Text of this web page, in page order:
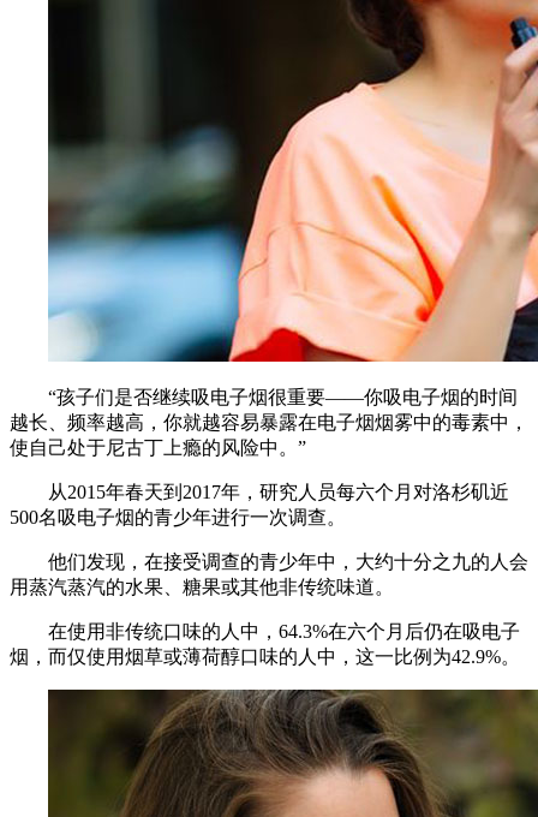
“孩子们是否继续吸电子烟很重要——你吸电子烟的时间
越长、频率越高，你就越容易暴露在电子烟烟雾中的毒素中，
使自己处于尼古丁上瘾的风险中。”
从2015年春天到2017年，研究人员每六个月对洛杉矶近
500名吸电子烟的青少年进行一次调查。
他们发现，在接受调查的青少年中，大约十分之九的人会
用蒸汽蒸汽的水果、糖果或其他非传统味道。
在使用非传统口味的人中，64.3%在六个月后仍在吸电子
烟，而仅使用烟草或薄荷醇口味的人中，这一比例为42.9%。